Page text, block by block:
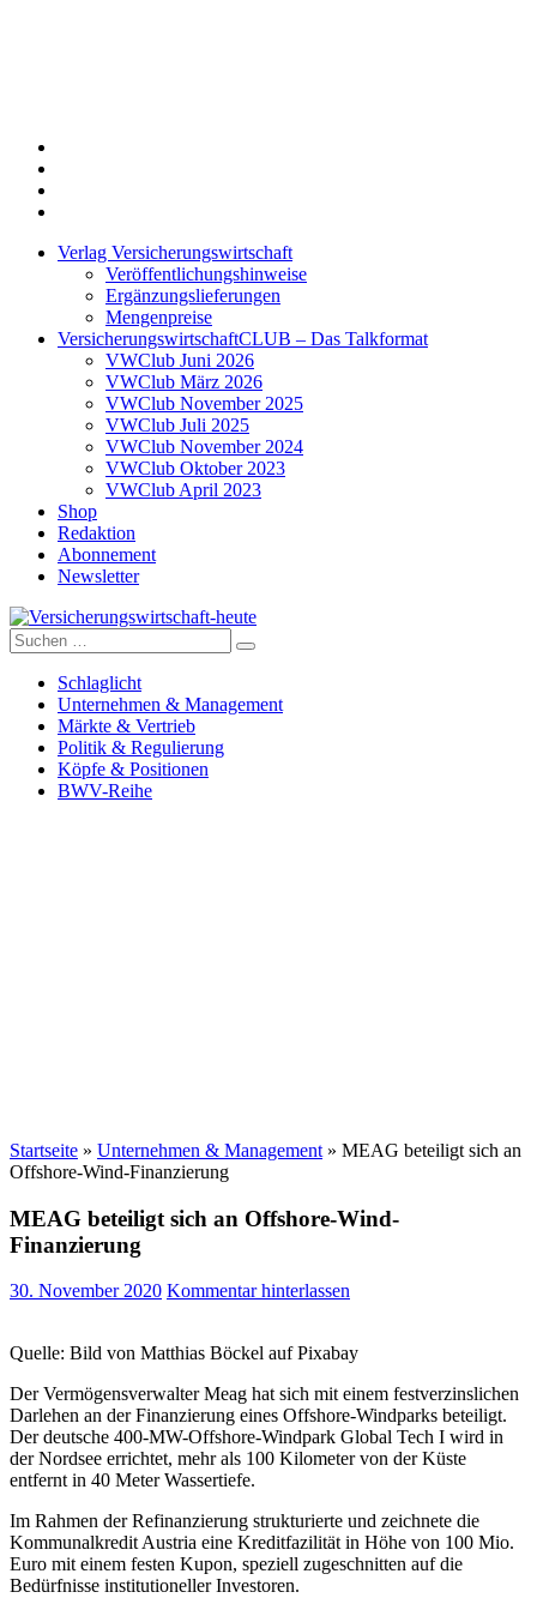
Verlag Versicherungswirtschaft
Veröffentlichungshinweise
Ergänzungslieferungen
Mengenpreise
VersicherungswirtschaftCLUB – Das Talkformat
VWClub Juni 2026
VWClub März 2026
VWClub November 2025
VWClub Juli 2025
VWClub November 2024
VWClub Oktober 2023
VWClub April 2023
Shop
Redaktion
Abonnement
Newsletter
Versicherungswirtschaft-heute
Suche
nach:
Schlaglicht
Unternehmen & Management
Märkte & Vertrieb
Politik & Regulierung
Köpfe & Positionen
BWV-Reihe
Startseite » Unternehmen & Management » MEAG beteiligt sich an
Offshore-Wind-Finanzierung
MEAG beteiligt sich an Offshore-Wind-
Finanzierung
30. November 2020 Kommentar hinterlassen
Quelle: Bild von Matthias Böckel auf Pixabay
Der Vermögensverwalter Meag hat sich mit einem festverzinslichen
Darlehen an der Finanzierung eines Offshore-Windparks beteiligt.
Der deutsche 400-MW-Offshore-Windpark Global Tech I wird in
der Nordsee errichtet, mehr als 100 Kilometer von der Küste
entfernt in 40 Meter Wassertiefe.
Im Rahmen der Refinanzierung strukturierte und zeichnete die
Kommunalkredit Austria eine Kreditfazilität in Höhe von 100 Mio.
Euro mit einem festen Kupon, speziell zugeschnitten auf die
Bedürfnisse institutioneller Investoren.